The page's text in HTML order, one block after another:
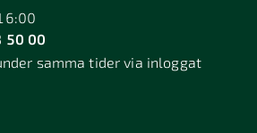
50 00
samma tider via inloggat